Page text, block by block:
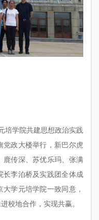
培学院共建思想政治实践
党政大楼举行，新巴尔虎
鹿传深、苏优乐玛、张满
长李泊桥及实践团全体成
学元培学院一致同意，
校地合作，实现共赢。